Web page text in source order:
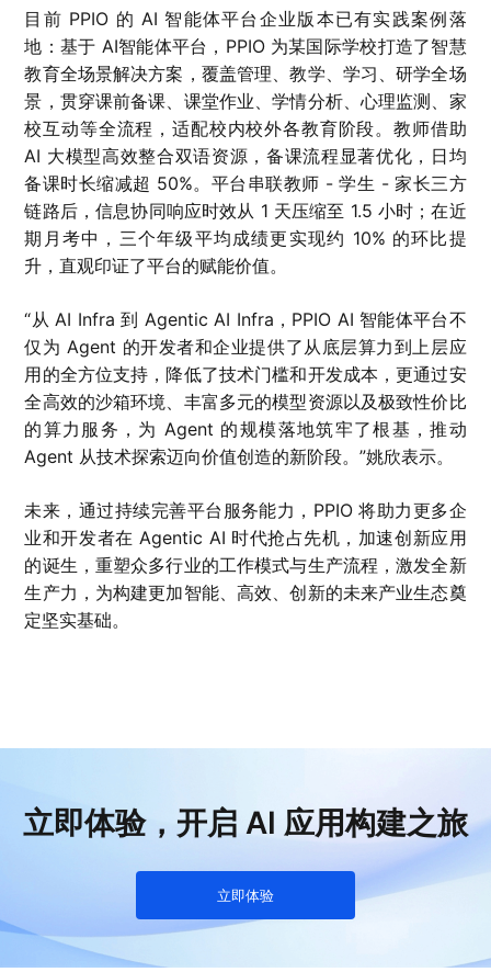
目前 PPIO 的 AI 智能体平台企业版本已有实践案例落
地：基于 AI智能体平台，PPIO 为某国际学校打造了智慧
教育全场景解决方案，覆盖管理、教学、学习、研学全场
景，贯穿课前备课、课堂作业、学情分析、心理监测、家
校互动等全流程，适配校内校外各教育阶段。教师借助
AI 大模型高效整合双语资源，备课流程显著优化，日均
备课时长缩减超 50%。平台串联教师 - 学生 - 家长三方
链路后，信息协同响应时效从 1 天压缩至 1.5 小时；在近
期月考中，三个年级平均成绩更实现约 10% 的环比提
升，直观印证了平台的赋能价值。
“从 AI Infra 到 Agentic AI Infra，PPIO AI 智能体平台不
仅为 Agent 的开发者和企业提供了从底层算力到上层应
用的全方位支持，降低了技术门槛和开发成本，更通过安
全高效的沙箱环境、丰富多元的模型资源以及极致性价比
的算力服务，为 Agent 的规模落地筑牢了根基，推动
Agent 从技术探索迈向价值创造的新阶段。”姚欣表示。
未来，通过持续完善平台服务能力，PPIO 将助力更多企
业和开发者在 Agentic AI 时代抢占先机，加速创新应用
的诞生，重塑众多行业的工作模式与生产流程，激发全新
生产力，为构建更加智能、高效、创新的未来产业生态奠
定坚实基础。
立即体验，开启 AI 应用构建之旅
立即体验